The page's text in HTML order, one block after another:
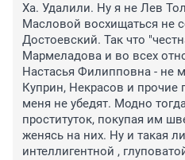
Ха. Удалили. Ну я не Лев
Масловой восхищаться не
Достоевский. Так что
Мармеладова и во всех
Настасья Филипповна - не
Куприн, Некрасов и прочие
меня не убедят. Модно
проституток, покупая им
женясь на них. Ну и такая
интеллигентной ,